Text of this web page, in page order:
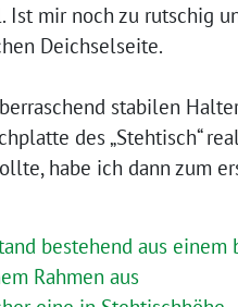
Ist mir noch zu rutschig
Deichselseite.
stabilen
des „Stehtisch“
habe ich dann zum